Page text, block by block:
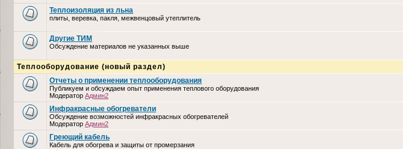
Теплоизоляция из льна
плиты, веревка, пакля, межвенцовый утеплитель
Другие ТИМ
Обсуждение материалов не указанных выше
Теплооборудование (новый раздел)
Отчеты о применении теплооборудования
Публикуем и обсуждаем опыт применения теплового оборудования
Модератор Админ2
Инфракрасные обогреватели
Обсуждение возможностей инфракрасных обогревателей
Модератор Админ2
Греющий кабель
Кабель для обогрева и защиты от промерзания